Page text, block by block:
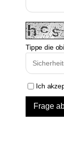
Tippe die
Ich